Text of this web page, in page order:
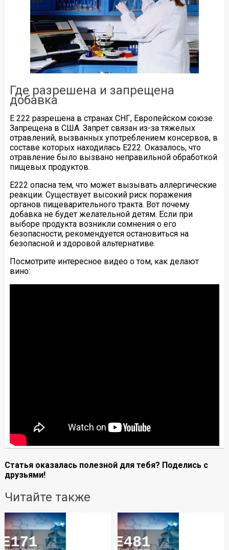
Где разрешена и запрещена
добавка
E 222 разрешена в странах СНГ, Европейском союзе.
Запрещена в США. Запрет связан из-за тяжелых
отравлений, вызванных употреблением консервов, в
составе которых находилась Е222. Оказалось, что
отравление было вызвано неправильной обработкой
пищевых продуктов.
Е222 опасна тем, что может вызывать аллергические
реакции. Существует высокий риск поражения
органов пищеварительного тракта. Вот почему
добавка не будет желательной детям. Если при
выборе продукта возникли сомнения о его
безопасности, рекомендуется остановиться на
безопасной и здоровой альтернативе.
Посмотрите интересное видео о том, как делают
вино:
Статья оказалась полезной для тебя? Поделись с
друзьями!
Читайте также